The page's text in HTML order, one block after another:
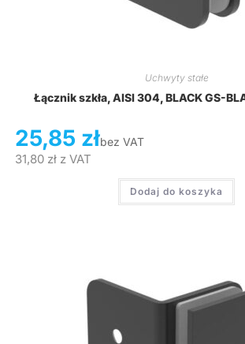
Uchwyty stałe
Łącznik szkła, AISI 304, BLACK GS-
25,85 złbez VAT
31,80 złz VAT
Dodaj do koszyka